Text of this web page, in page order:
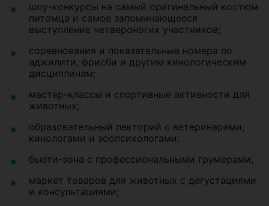
шоу-конкурсы на самый оригинальный костюм
питомца и самое запоминающееся
выступление четвероногих участников;
соревнования и показательные номера по
аджилити, фрисби и другим кинологическим
дисциплинам;
мастер-классы и спортивные активности для
животных;
образовательный лекторий с ветеринарами,
кинологами и зоопсихологами;
бьюти-зона с профессиональными грумерами;
маркет товаров для животных с дегустациями
и консультациями;